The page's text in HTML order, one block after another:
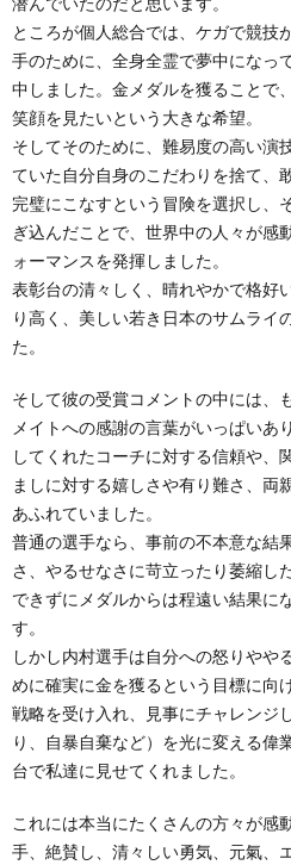
ところが個人総合では、ケガで競技
手のために、全身全霊で夢中になっ
中しました。金メダルを獲ることで
笑顔を見たいという大きな希望。
そしてそのために、難易度の高い演
ていた自分自身のこだわりを捨て、
完璧にこなすという冒険を選択し、
ぎ込んだことで、世界中の人々が感
ォーマンスを発揮しました。
表彰台の清々しく、晴れやかで格好
り高く、美しい若き日本のサムライ
た。
そして彼の受賞コメントの中には、
メイトへの感謝の言葉がいっぱいあ
してくれたコーチに対する信頼や、
ましに対する嬉しさや有り難さ、両
あふれていました。
普通の選手なら、事前の不本意な結
さ、やるせなさに苛立ったり萎縮し
できずにメダルからは程遠い結果に
す。
しかし内村選手は自分への怒りやや
めに確実に金を獲るという目標に向
戦略を受け入れ、見事にチャレンジ
り、自暴自棄など）を光に変える偉
台で私達に見せてくれました。
これには本当にたくさんの方々が感
手、絶賛し、清々しい勇気、元氣、